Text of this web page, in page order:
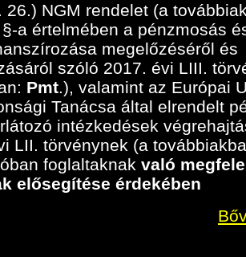
26.) NGM rendelet (a
a értelmében a pénzmosás
megelőzéséről és
szóló 2017. évi LIII.
Pmt.), valamint az Európai
Tanácsa által elrendelt
intézkedések
LII. törvénynek (a
foglaltaknak való
elősegítése érdekében